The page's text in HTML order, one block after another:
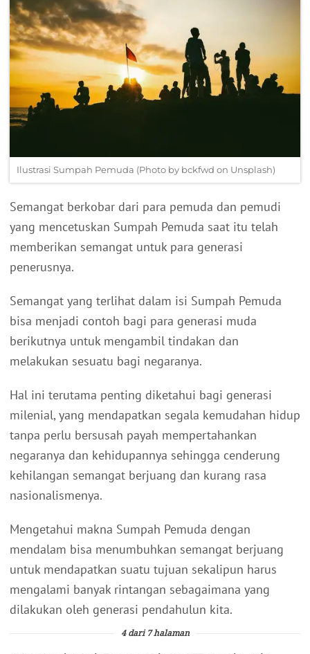
Ilustrasi Sumpah Pemuda (Photo by bckfwd on Unsplash)
Semangat berkobar dari para pemuda dan pemudi
yang mencetuskan Sumpah Pemuda saat itu telah
memberikan semangat untuk para generasi
penerusnya.
Semangat yang terlihat dalam isi Sumpah Pemuda
bisa menjadi contoh bagi para generasi muda
berikutnya untuk mengambil tindakan dan
melakukan sesuatu bagi negaranya.
Hal ini terutama penting diketahui bagi generasi
milenial, yang mendapatkan segala kemudahan hidup
tanpa perlu bersusah payah mempertahankan
negaranya dan kehidupannya sehingga cenderung
kehilangan semangat berjuang dan kurang rasa
nasionalismenya.
Mengetahui makna Sumpah Pemuda dengan
mendalam bisa menumbuhkan semangat berjuang
untuk mendapatkan suatu tujuan sekalipun harus
mengalami banyak rintangan sebagaimana yang
dilakukan oleh generasi pendahulun kita.
4 dari 7 halaman